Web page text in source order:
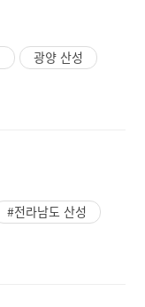
광양 산성
#전라남도 산성